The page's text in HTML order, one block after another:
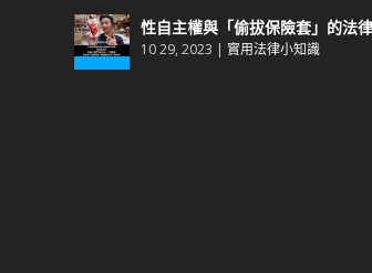
性自主權與「偷拔保險套」的法
10 29, 2023 |實用法律小知識